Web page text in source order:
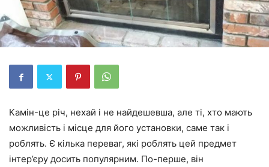
Камін-це річ, нехай і не найдешевша, але ті, хто мають
можливість і місце для його установки, саме так і
роблять. Є кілька переваг, які роблять цей предмет
інтер’єру досить популярним. По-перше, він